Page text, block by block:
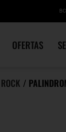
OFERTAS
/